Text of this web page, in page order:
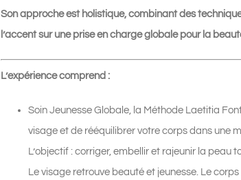
Son approche est holistique, combinant des
l’accent sur une prise en charge globale pour la
L’expérience comprend :
Soin Jeunesse Globale, la Méthode Laetitia
visage et de rééquilibrer votre corps dans une
L’objectif : corriger, embellir et rajeunir la
Le visage retrouve beauté et jeunesse. Le corps